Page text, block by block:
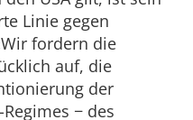
Linie gegen
fordern die
auf, die
der
− des